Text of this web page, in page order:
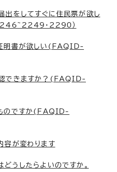
出をしてすぐに住民票が欲し
・2290）
明書が欲しい(FAQID-
できますか？(FAQID-
のですか(FAQID-
容が変わります
うしたらよいのですか。